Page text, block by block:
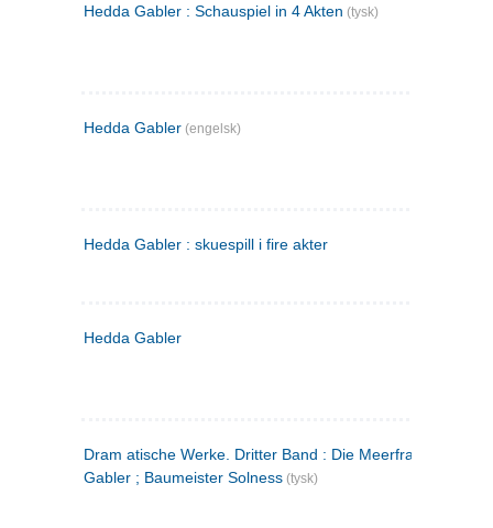
Hedda Gabler : Schauspiel in 4 Akten (tysk)
Hedda Gabler (engelsk)
Hedda Gabler : skuespill i fire akter
Hedda Gabler
Dram atische Werke. Dritter Band : Die Meerfrau ; Hedda
Gabler ; Baumeister Solness (tysk)